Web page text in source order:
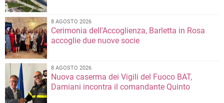
8 AGOSTO 2026
Cerimonia dell'Accoglienza, Barletta in Rosa
accoglie due nuove socie
8 AGOSTO 2026
Nuova caserma dei Vigili del Fuoco BAT,
Damiani incontra il comandante Quinto